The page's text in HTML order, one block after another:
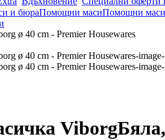
и бюраПомощни масиПомощни маси
Viborg